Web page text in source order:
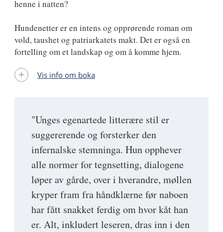
"Unges egenartede litterære stil er
suggererende og forsterker den
infernalske stemninga. Hun opphever
alle normer for tegnsetting, dialogene
løper av gårde, over i hverandre, møllen
kryper fram fra håndklærne før naboen
har fått snakket ferdig om hvor kåt han
er. Alt, inkludert leseren, dras inn i den
henne i natten?
Hundenetter er en intens og opprørende roman om
vold, taushet og patriarkatets makt. Det er også en
fortelling om et landskap og om å komme hjem.
Vis info om boka